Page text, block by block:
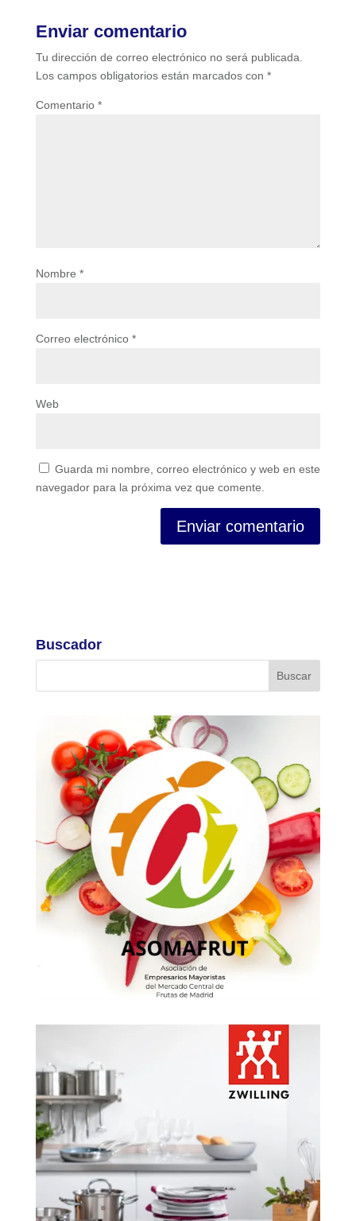
Enviar comentario
Tu dirección de correo electrónico no será publicada.
Los campos obligatorios están marcados con *
Comentario *
Nombre *
Correo electrónico *
Web
Guarda mi nombre, correo electrónico y web en este
navegador para la próxima vez que comente.
Buscador